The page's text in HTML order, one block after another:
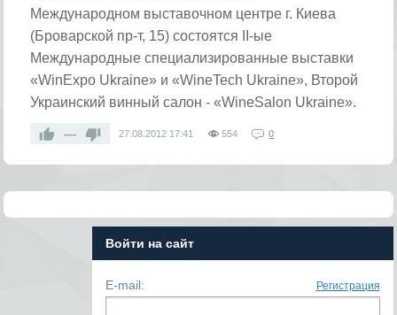
Международном выставочном центре г. Киева
(Броварской пр-т, 15) состоятся II-ые
Международные специализированные выставки
«WinExpo Ukraine» и «WineTech Ukraine», Второй
Украинский винный салон - «WineSalon Ukraine».
— 27.08.2012 17:41 554 0
Войти на сайт
E-mail: Регистрация